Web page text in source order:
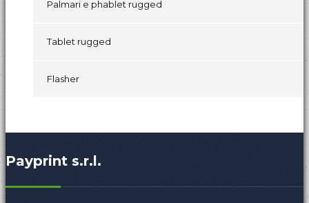
Palmari e phablet rugged
Tablet rugged
Flasher
Payprint s.r.l.